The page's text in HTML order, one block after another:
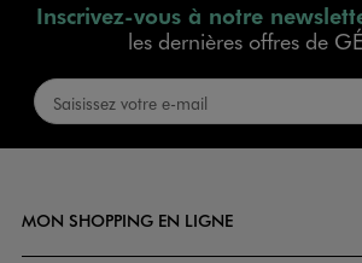
Inscrivez-vous à notre
les dernières offres de
MON SHOPPING EN LIGNE